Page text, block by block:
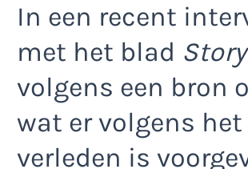
In een recent
met het blad Story
volgens een bron
wat er volgens het
verleden is